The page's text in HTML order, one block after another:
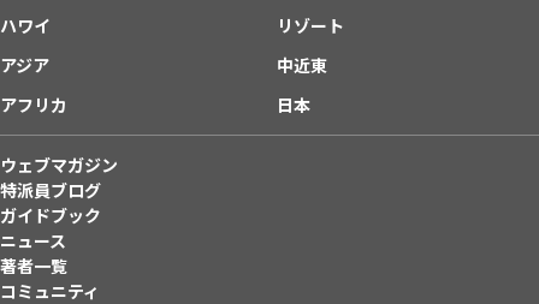
ハワイ
リゾート
アジア
中近東
アフリカ
日本
ウェブマガジン
特派員ブログ
ガイドブック
ニュース
著者一覧
コミュニティ